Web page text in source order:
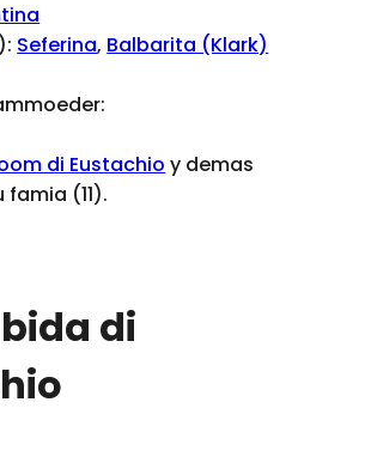
Seferina, Balbarita (Klark)
di Eustachio y demas
(11).
di